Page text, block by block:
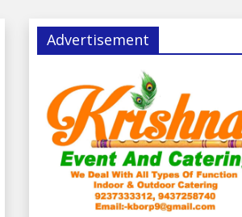
Advertisement